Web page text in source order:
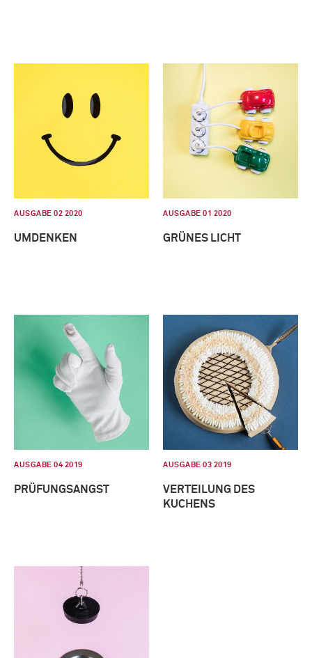
AUSGABE 02 2020
UMDENKEN
AUSGABE 01 2020
GRÜNES LICHT
AUSGABE 04 2019
PRÜFUNGSANGST
AUSGABE 03 2019
VERTEILUNG DES
KUCHENS